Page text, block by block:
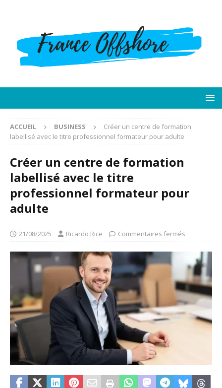
ACCUEIL BUSINESS
Créer un centre de formation
labellisé avec le titre professionnel formateur pour adulte
Créer un centre de formation
labellisé avec le titre
professionnel formateur pour
adulte
21/08/2025 Ricardo Rice Commentaires fermés